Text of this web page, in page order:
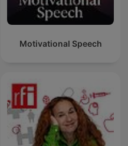
Motivational Speech